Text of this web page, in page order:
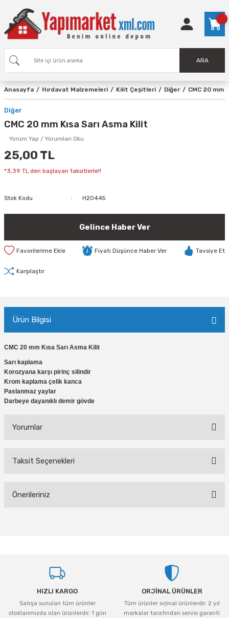
ARA
Anasayfa Hırdavat Malzemeleri Kilit Çeşitleri Diğer CMC 20 mm
Diğer
CMC 20 mm Kısa Sarı Asma Kilit
Yorum Yap / Yorumları Oku
25,00 TL
*3,39 TL den başlayan taksitlerle!!
Stok Kodu H20445
Gelince Haber Ver
Fiyatı Düşünce Haber Ver Tavsiye Et
Karşılaştır
Ürün Bilgisi
CMC 20 mm Kısa Sarı Asma Kilit
Sarı kaplama
Korozyana karşı pirinç silindir
Krom kaplama çelik kanca
Paslanmaz yaylar
Darbeye dayanıklı demir gövde
Yorumlar
Taksit Seçenekleri
Önerileriniz
Ürün resmi kalitesiz, bozuk veya görüntülenemiyor.
Ürün açıklamasında eksik bilgiler bulunuyor.
Ürün bilgilerinde hatalar bulunuyor.
HIZLI KARGO
Satışa sunulan tüm ürünler
stoklarımızda olan ürünlerdir. 1 gün
ORJİNAL ÜRÜNLER
Tüm ürünler orjinal ürünlerdir. 2 yıl
markalar tarafından servis garanti